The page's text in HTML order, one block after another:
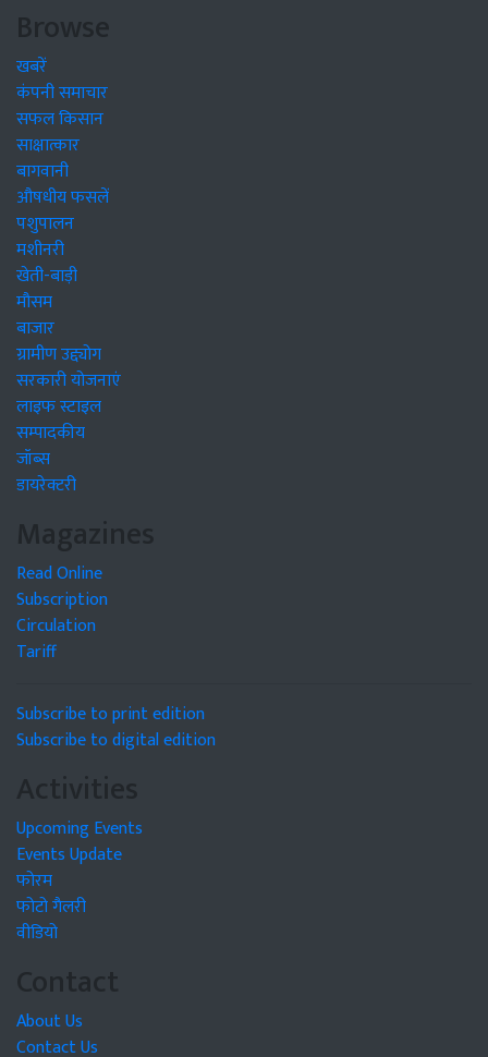
Browse
खबरें
कंपनी समाचार
सफल किसान
साक्षात्कार
बागवानी
औषधीय फसलें
पशुपालन
मशीनरी
खेती-बाड़ी
मौसम
बाजार
ग्रामीण उद्द्योग
सरकारी योजनाएं
लाइफ स्टाइल
सम्पादकीय
जॉब्स
डायरेक्टरी
Magazines
Read Online
Subscription
Circulation
Tariff
Subscribe to print edition
Subscribe to digital edition
Activities
Upcoming Events
Events Update
फोरम
फोटो गैलरी
वीडियो
Contact
About Us
Contact Us